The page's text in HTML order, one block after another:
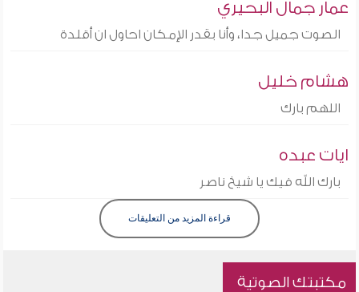
عمار جمال البحيري
الصوت جميل جدا، وأنا بقدر الإمكان احاول ان أقلدة
هشام خليل
اللهم بارك
ايات عبده
بارك الله فيك يا شيخ ناصر
قراءة المزيد من التعليقات
مكتبتك الصوتية